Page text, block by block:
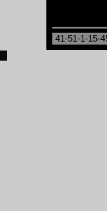
41-51-1-15-